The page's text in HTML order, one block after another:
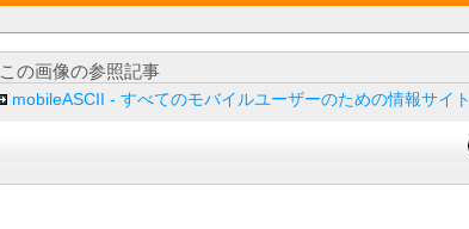
この画像の参照記事
mobileASCII - すべてのモバイルユーザーのための情報サイト